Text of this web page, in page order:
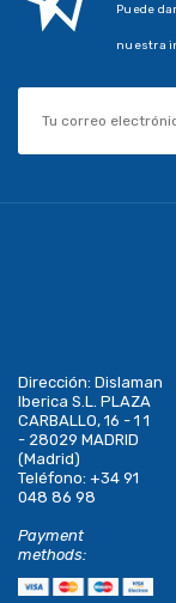
Puede
nuestra
Dirección: Dislaman
Iberica S.L. PLAZA
CARBALLO, 16 - 1 1
- 28029 MADRID
(Madrid)
Teléfono: +34 91
048 86 98
Payment
methods: